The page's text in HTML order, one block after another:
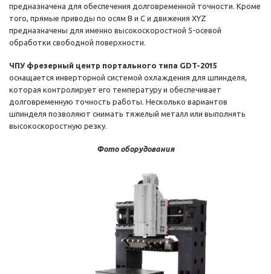
предназначена для обеспечения долговременной точности. Кроме
того, прямые приводы по осям B и C и движения XYZ
предназначены для именно высокоскоростной 5-осевой
обработки свободной поверхности.
ЧПУ фрезерный центр портального типа GDT-2015
оснащается инверторной системой охлаждения для шпинделя,
которая контролирует его температуру и обеспечивает
долговременную точность работы. Несколько вариантов
шпинделя позволяют снимать тяжелый металл или выполнять
высокоскоростную резку.
Фото оборудования